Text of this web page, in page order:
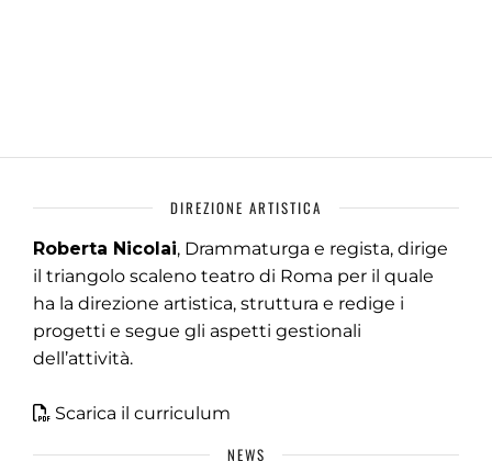
DIREZIONE ARTISTICA
Roberta Nicolai, Drammaturga e regista, dirige
il triangolo scaleno teatro di Roma per il quale
ha la direzione artistica, struttura e redige i
progetti e segue gli aspetti gestionali
dell’attività.
Scarica il curriculum
NEWS